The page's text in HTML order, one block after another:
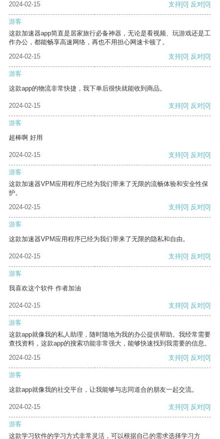
2024-02-15
支持[0] 反对[0]
游客
这款加速器app简直是居家旅行必备神器，无论是看视频、玩游戏还是工
作办公，都能畅享高速网络，再也不用担心网速卡顿了。
2024-02-15
支持[0] 反对[0]
游客
这款app的物流非常快捷，我下单后很快就能收到商品。
2024-02-15 支持[0] 反对[0]
游客
超棒啊 好用
2024-02-15 支持[0] 反对[0]
游客
这款加速器VPM应用程序已经为我们带来了无限的流畅体验和安全性保
护。
2024-02-15
支持[0] 反对[0]
游客
这款加速器VPM应用程序已经为我们带来了无限的隐私和自由。
2024-02-15 支持[0] 反对[0]
游客
我喜欢这个软件 作者加油
2024-02-15 支持[0] 反对[0]
游客
这款app就像我的私人助理，随时随地为我的办公提供帮助。我经常需要
查找资料，这款app的搜索功能非常强大，能够快速找到我需要的信息。
2024-02-15
支持[0] 反对[0]
游客
这款app就像我的社交平台，让我能够与志同道合的朋友一起交流。
2024-02-15 支持[0] 反对[0]
游客
这款学习软件的学习方式非常灵活，可以根据自己的需求选择学习方